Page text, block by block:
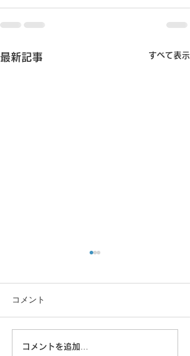
最新記事 すべて表示
この重機…
コメント
コメントを追加…